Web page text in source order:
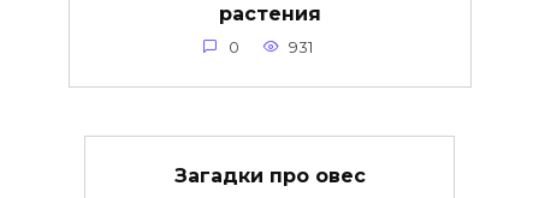
растения
0 931
Загадки про овес